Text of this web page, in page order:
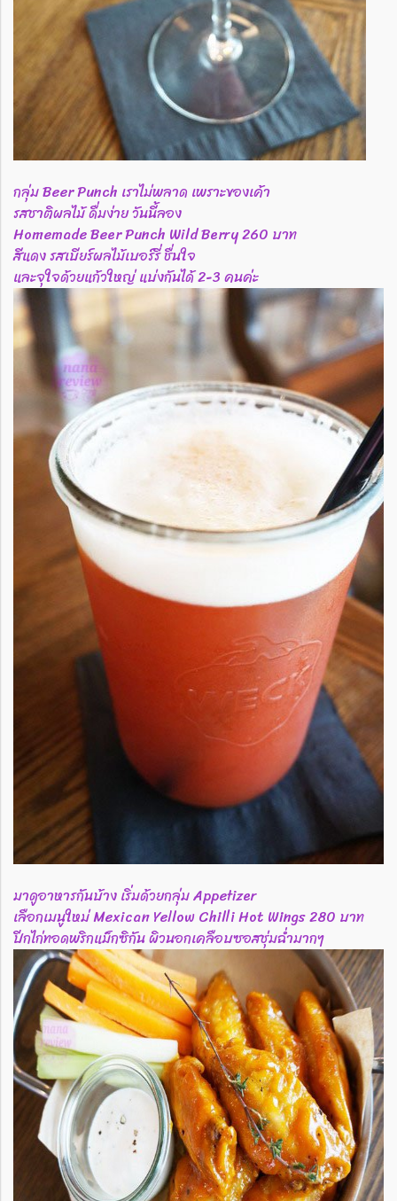
กลุ่ม Beer Punch เราไม่พลาด เพราะของเค้า
รสชาติผลไม้ ดื่มง่าย วันนี้ลอง
Homemade Beer Punch Wild Berry 260 บาท
สีแดง รสเบียร์ผลไม้เบอร์รี่ ชื่นใจ
และจุใจด้วยแก้วใหญ่ แบ่งกันได้ 2-3 คนค่ะ
มาดูอาหารกันบ้าง เริ่มด้วยกลุ่ม Appetizer
เลือกเมนูใหม่ Mexican Yellow Chilli Hot Wings 280 บาท
ปีกไก่ทอดพริกแม็กซิกัน ผิวนอกเคลือบซอสชุ่มฉ่ำมากๆ